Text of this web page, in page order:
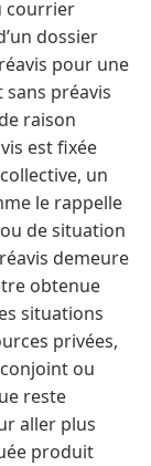
courrier
dossier
pour une
préavis
raison
est fixée
un
le rappelle
ou de situation
demeure
obtenue
situations
privées,
ou
reste
aller plus
produit